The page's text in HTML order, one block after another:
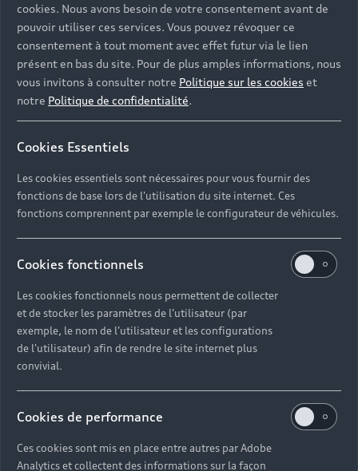
cookies. Nous avons besoin de votre consentement avant de
pouvoir utiliser ces services. Vous pouvez révoquer ce
consentement à tout moment avec effet futur via le lien
présent en bas du site. Pour de plus amples informations, nous
vous invitons à consulter notre Politique sur les cookies et
notre Politique de confidentialité.
Cookies Essentiels
Les cookies essentiels sont nécessaires pour vous fournir des
fonctions de base lors de l'utilisation du site internet. Ces
fonctions comprennent par exemple le configurateur de véhicules.
Cookies fonctionnels
Les cookies fonctionnels nous permettent de collecter
et de stocker les paramètres de l'utilisateur (par
exemple, le nom de l'utilisateur et les configurations
de l'utilisateur) afin de rendre le site internet plus
convivial.
Cookies de performance
Ces cookies sont mis en place entre autres par Adobe
Analytics et collectent des informations sur la façon
1. Sélectionnez et réservez votre Audi
En ligne ou par téléphone.
2. Récupérez votre Audi
Le véhicule que vous avez choisi vous attend dans